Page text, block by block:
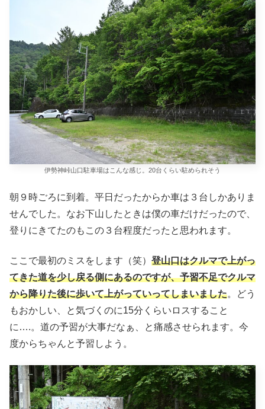
伊勢神峠山口駐車場はこんな感じ。20台くらい駐められそう
朝９時ごろに到着。平日だったからか車は３台しかありま
せんでした。なお下山したときは僕の車だけだったので、
登りにきてたのもこの３台程度だったと思われます。
ここで最初のミスをします（笑） 登山口はクルマで上がっ
てきた道を少し戻る側にあるのですが、予習不足でクルマ
から降りた後に歩いて上がっていってしまいました。どう
もおかしい、と気づくのに15分くらいロスすること
に….。道の予習が大事だなぁ、と痛感させられます。今
度からちゃんと予習しよう。